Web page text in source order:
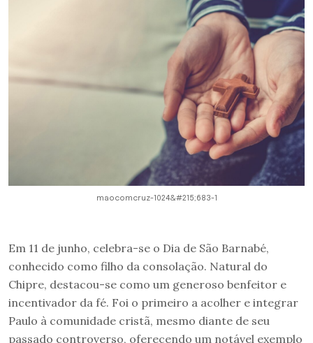
maocomcruz-1024&#215;683-1
Em 11 de junho, celebra-se o Dia de São Barnabé,
conhecido como filho da consolação. Natural do
Chipre, destacou-se como um generoso benfeitor e
incentivador da fé. Foi o primeiro a acolher e integrar
Paulo à comunidade cristã, mesmo diante de seu
passado controverso, oferecendo um notável exemplo